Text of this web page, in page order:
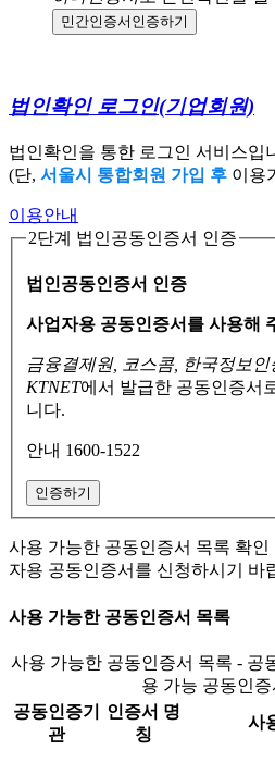
민간인증서 인증하기
법인확인 로그인(기업회원)
법인확인을 통한 로그인 서비스입
(단, 서울시 통합회원 가입 후 이용
이용안내
2단계 법인공동인증서 인증
법인공동인증서 인증
사업자용 공동인증서를 사용해
금융결제원, 코스콤, 한국정보
KTNET에서 발급한 공동인증서
니다.
안내 1600-1522
인증하기
사용 가능한 공동인증서 목록 확
자용 공동인증서를 신청하시기 바
사용 가능한 공동인증서 목록
사용 가능한 공동인증서 목록 - 공
용 가능 공동인
공동인증기
관
인증서 명
칭
사